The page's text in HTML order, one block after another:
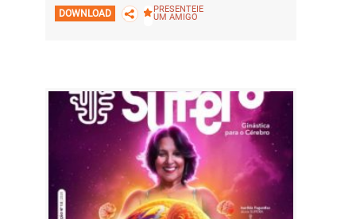
DOWNLOAD PRESENTEIE
UM AMIGO